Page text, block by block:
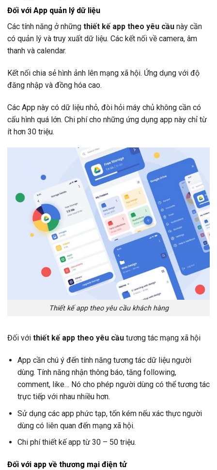
Đối với App quản lý dữ liệu
Các tính năng ở những thiết kế app theo yêu cầu này cần
có quản lý và truy xuất dữ liệu. Các kết nối về camera, âm
thanh và calendar.
Kết nối chia sẻ hình ảnh lên mạng xã hội. Ứng dụng với độ
đăng nhập và đồng hóa cao.
Các App này có dữ liệu nhỏ, đòi hỏi máy chủ không cần có
cấu hình quá lớn. Chi phí cho những ứng dụng app này chỉ từ
ít hơn 30 triệu.
Thiết kế app theo yêu cầu khách hàng
Đối với thiết kế app theo yêu cầu tương tác mạng xã hội
App cần chú ý đến tính năng tương tác dữ liệu người
dùng. Tính năng nhận thông báo, tăng following,
comment, like… Nó cho phép người dùng có thể tương tác
trực tiếp với nhau nhiều hơn.
Sử dụng các app phức tạp, tốn kém nếu xác thực người
dùng có liên quan đến mạng xã hội.
Chi phí thiết kế app từ 30 – 50 triệu.
Đối với app về thương mại điện tử